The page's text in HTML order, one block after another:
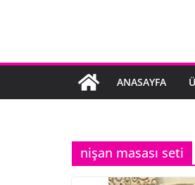
ANASAYFA
nişan masası seti